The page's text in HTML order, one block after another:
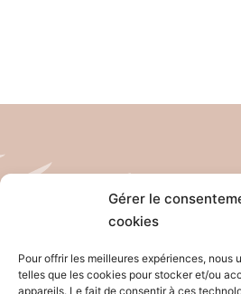
Gérer le
cookies
Pour offrir les meilleures expériences, nous
telles que les cookies pour stocker et/ou
appareils. Le fait de consentir à ces
Tél: 04 26 65
Email: